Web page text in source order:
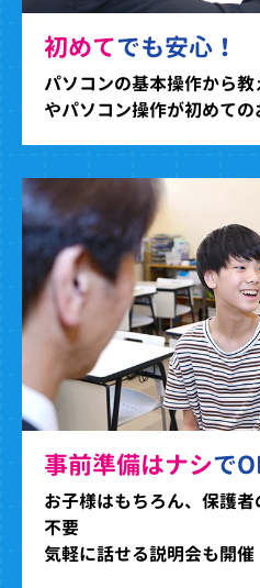
初めてでも安心！
パソコンの基本操作から
やパソコン操作が初めて
事前準備はナシで
お子様はもちろん、保護
不要
気軽に話せる説明会も開催